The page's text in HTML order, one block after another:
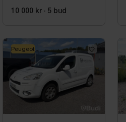
10 000 kr · 5 bud
Peugeot